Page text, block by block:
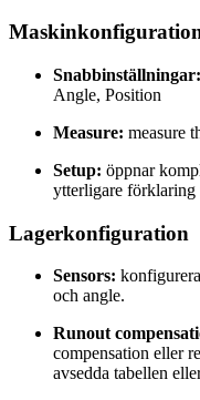
Snabbinställningar:
Angle, Position
Measure: measure
Setup: öppnar
ytterligare förklaring
​​​​​​​Lagerkonfiguration
Sensors:
och angle.
Runout
compensation eller
avsedda tabellen